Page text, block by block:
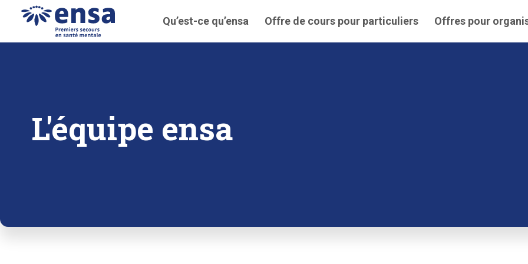
Qu’est-ce qu’ensa Offre de cours pour particuliers Offres pour
L'équipe ensa